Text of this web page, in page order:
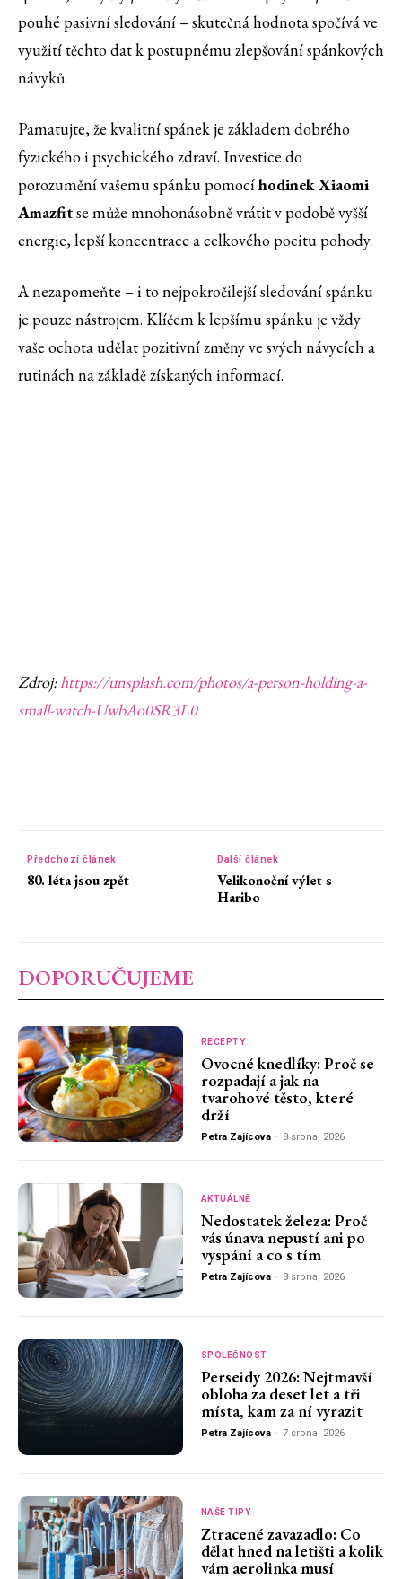
pouhé pasivní sledování – skutečná hodnota spočívá ve
využití těchto dat k postupnému zlepšování spánkových
návyků.
Pamatujte, že kvalitní spánek je základem dobrého
fyzického i psychického zdraví. Investice do
porozumění vašemu spánku pomocíhodinek Xiaomi
Amazfitse může mnohonásobně vrátit v podobě vyšší
energie, lepší koncentrace a celkového pocitu pohody.
A nezapomeňte – i to nejpokročilejší sledování spánku
je pouze nástrojem. Klíčem k lepšímu spánku je vždy
vaše ochota udělat pozitivní změny ve svých návycích a
rutinách na základě získaných informací.
Zdroj:https://unsplash.com/photos/a-person-holding-a-
small-watch-UwbAo0SR3L0
Předchozí článek
80. léta jsou zpět
Další článek
Velikonoční výlet s
Haribo
DOPORUČUJEME
RECEPTY
Ovocné knedlíky: Proč se
rozpadají a jak na
tvarohové těsto, které
drží
Petra Zajícova - 8 srpna, 2026
AKTUÁLNĚ
Nedostatek železa: Proč
vás únava nepustí ani po
vyspání a co s tím
Petra Zajícova - 8 srpna, 2026
SPOLEČNOST
Perseidy 2026: Nejtmavší
obloha za deset let a tři
místa, kam za ní vyrazit
Petra Zajícova - 7 srpna, 2026
NAŠE TIPY
Ztracené zavazadlo: Co
dělat hned na letišti a kolik
vám aerolinka musí